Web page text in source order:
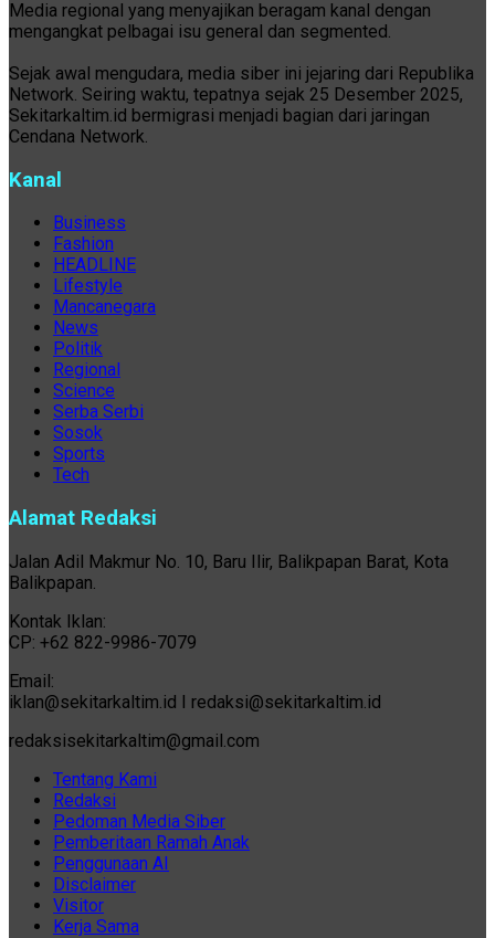
Media regional yang menyajikan beragam kanal dengan
mengangkat pelbagai isu general dan segmented.
Sejak awal mengudara, media siber ini jejaring dari Republika
Network. Seiring waktu, tepatnya sejak 25 Desember 2025,
Sekitarkaltim.id bermigrasi menjadi bagian dari jaringan
Cendana Network.
Kanal
Business
Fashion
HEADLINE
Lifestyle
Mancanegara
News
Politik
Regional
Science
Serba Serbi
Sosok
Sports
Tech
Alamat Redaksi
Jalan Adil Makmur No. 10, Baru Ilir, Balikpapan Barat, Kota
Balikpapan.
Kontak Iklan:
CP: +62 822-9986-7079
Email:
iklan@sekitarkaltim.id I redaksi@sekitarkaltim.id
redaksisekitarkaltim@gmail.com
Tentang Kami
Redaksi
Pedoman Media Siber
Pemberitaan Ramah Anak
Penggunaan AI
Disclaimer
Visitor
Kerja Sama